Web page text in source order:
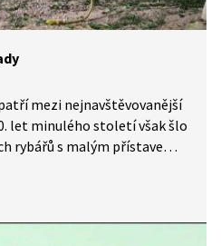
mezi nejnavštěvovanější
let minulého století však šlo
rybářů s malým přístavem.
ale i z Moskvy nebo
obyvateli jsou beduíni,